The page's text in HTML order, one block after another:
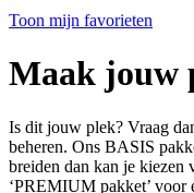
Toon mijn favorieten
Maak jouw
Is dit jouw plek? Vraag
beheren. Ons BASIS
breiden dan kan je kiezen
‘PREMIUM pakket’ voor